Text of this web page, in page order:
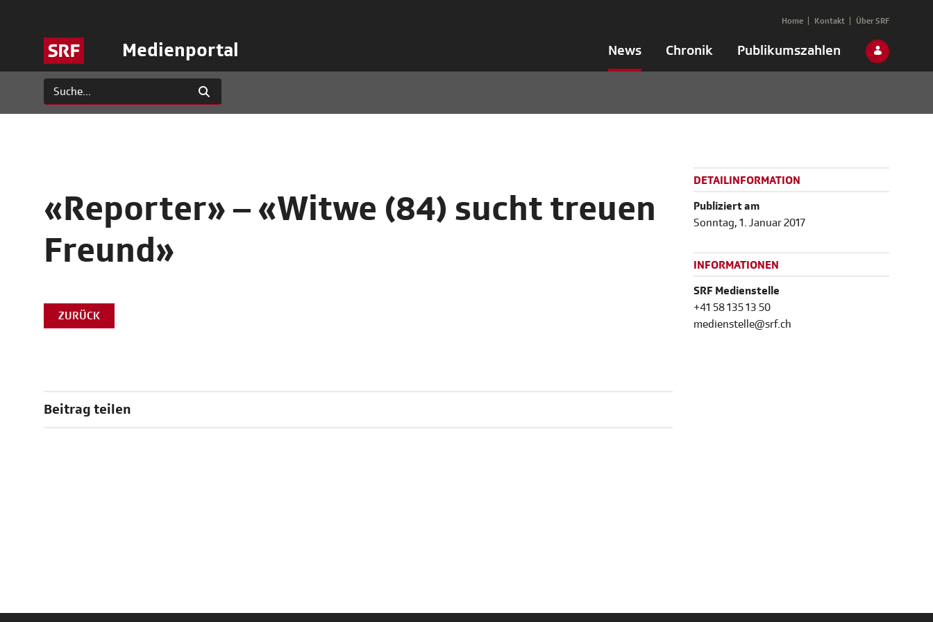
Medienportal News Chronik Publikumszahlen
Home Kontakt Über SRF
«Reporter» – «Witwe (84) sucht treuen
Freund»
ZURÜCK
Beitrag teilen
DETAILINFORMATION
Publiziert am
Sonntag, 1. Januar 2017
INFORMATIONEN
SRF Medienstelle
+41 58 135 13 50
medienstelle@srf.ch